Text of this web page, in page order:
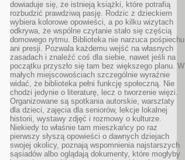
dowiaduje się, że istnieją książki, które potrafią
rozbudzić prawdziwą pasję. Rodzic z dzieckiem
wybiera kolorowe opowieści, a po kilku wizytach
odkrywa, że wspólne czytanie stało się częścią
domowego rytmu. Biblioteka nie narzuca pośpiechu
ani presji. Pozwala każdemu wejść na własnych
zasadach i znaleźć coś dla siebie, nawet jeśli na
początku przyszło się tam bez większego planu. W
małych miejscowościach szczególnie wyraźnie
widać, że biblioteka pełni funkcję społeczną. Nie
chodzi jedynie o literaturę, lecz o tworzenie więzi.
Organizowane są spotkania autorskie, warsztaty
dla dzieci, zajęcia dla seniorów, lekcje lokalnej
historii, wystawy zdjęć i rozmowy o kulturze.
Niekiedy to właśnie tam mieszkańcy po raz
pierwszy słyszą opowieści o dawnych dziejach
swojej okolicy, poznają wspomnienia najstarszych
sąsiadów albo oglądają dokumenty, które mogłyby